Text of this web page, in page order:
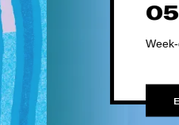
SEP 2026
gratuit au Domaine de Vizille !
PLUS